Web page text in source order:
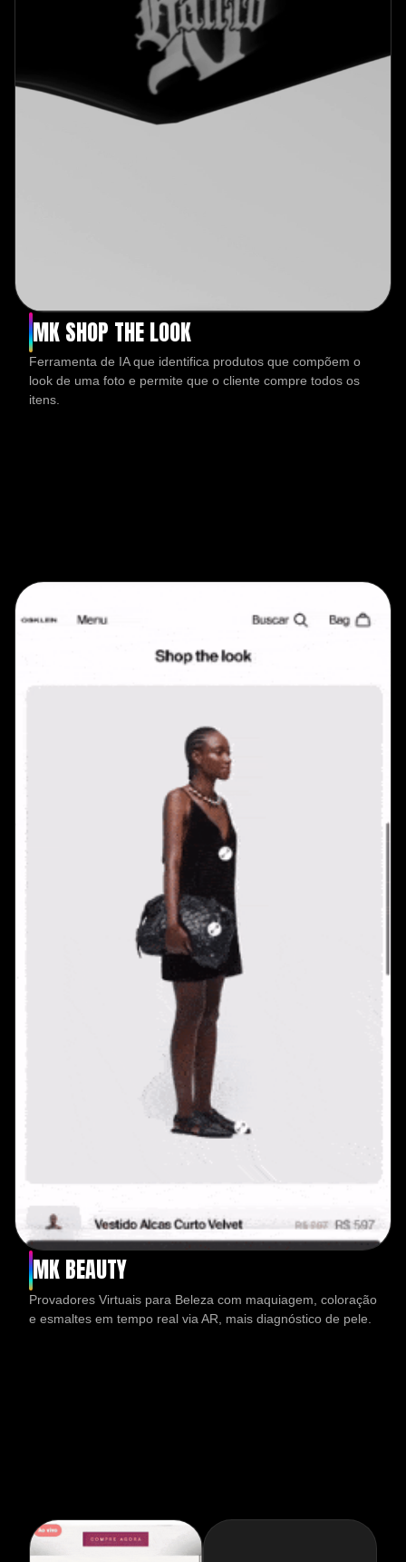
MK SHOP THE LOOK
Ferramenta de IA que identifica produtos que compõem o
look de uma foto e permite que o cliente compre todos os
itens.
MK BEAUTY
Provadores Virtuais para Beleza com maquiagem, coloração
e esmaltes em tempo real via AR, mais diagnóstico de pele.